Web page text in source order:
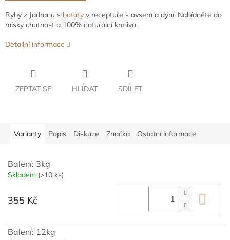
Ryby z Jadranu s batáty v receptuře s ovsem a dýní. Nabídněte do
misky chutnost a 100% naturální krmivo.
Detailní informace
ZEPTAT SE HLÍDAT SDÍLET
Varianty Popis Diskuze Značka Ostatní informace
Balení: 3kg
Skladem (>10 ks)
355 Kč
Balení: 12kg